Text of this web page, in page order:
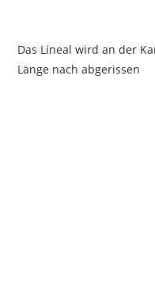
Das Lineal wird an der
Länge nach abgerissen